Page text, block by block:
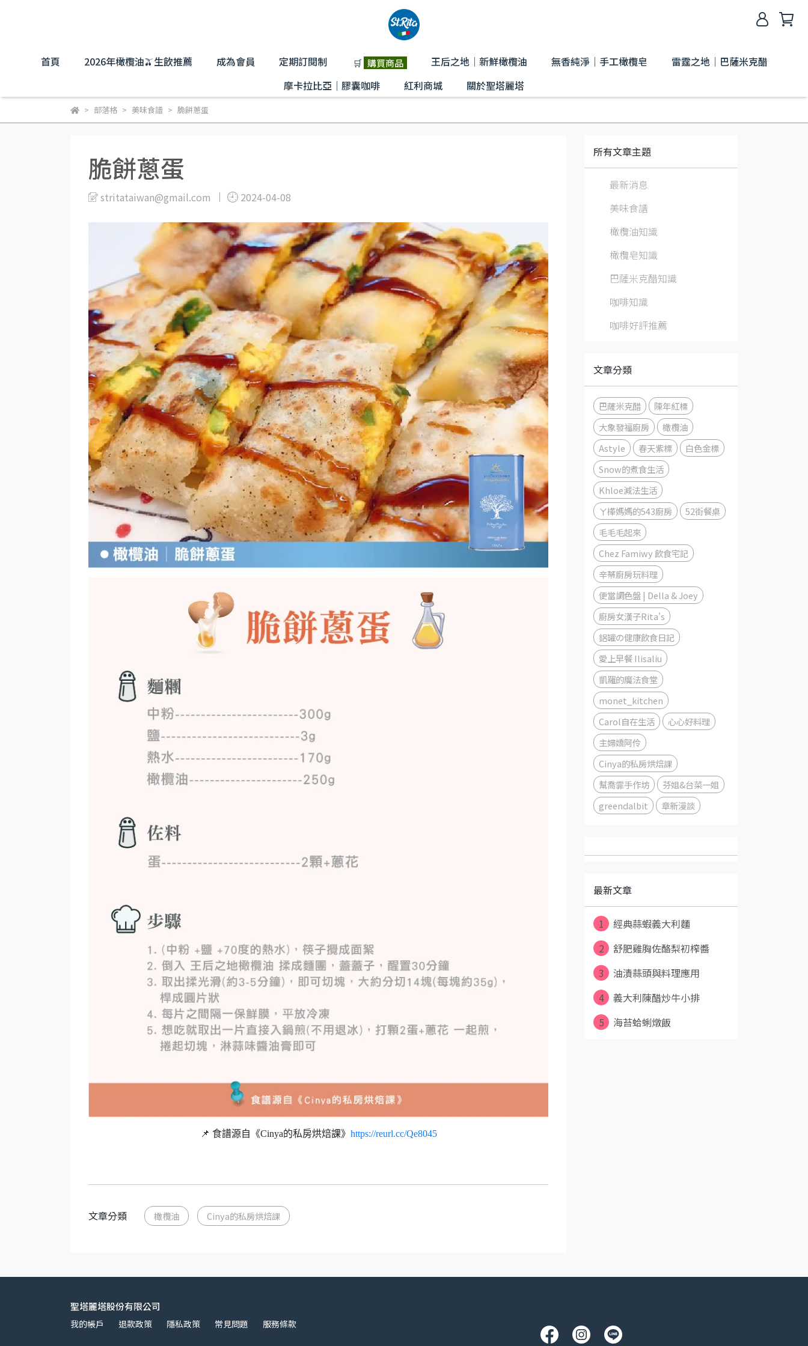
首頁 2026年橄欖油🫒生飲推薦 成為會員 定期訂閱制 🛒 購買商品 王后之地│新鮮橄欖油 無香純淨｜手工橄欖皂
雷霆之地│巴薩米克醋
摩卡拉比亞｜膠囊咖啡
紅利商城 關於聖塔麗塔
部落格 美味食譜 脆餅蔥蛋
脆餅蔥蛋
stritataiwan@gmail.com 2024-04-08
📌 食譜源自《Cinya的私房烘焙課》 https://reurl.cc/Qe8045
文章分類 橄欖油 Cinya的私房烘焙課
所有文章主題
最新消息
美味食譜
橄欖油知識
橄欖皂知識
巴薩米克醋知識
咖啡知識
咖啡好評推薦
文章分類
巴薩米克醋
陳年紅標
大象發福廚房
橄欖油
Astyle
春天紫標
白色金標
Snow的煮食生活
Khloe減法生活
ㄚ樺媽媽的543廚房
52街餐桌
毛毛毛起來
Chez Famiwy 飲食宅記
辛蒂廚房玩料理
便當調色盤 | Della & Joey
廚房女漢子Rita's
鋁罐の健康飲食日記
愛上早餐 Ilisaliu
凱羅的魔法食堂
monet_kitchen
Carol自在生活
心心好料理
主婦嬌阿伶
Cinya的私房烘焙課
幫喬霏手作坊
芬姐&台菜一姐
greendalbit
章新漫談
最新文章
1
經典蒜蝦義大利麵
2
舒肥雞胸佐酪梨初榨醬
3
油漬蒜頭與料理應用
4
義大利陳醋炒牛小排
5
海苔蛤蜊燉飯
聖塔麗塔股份有限公司
我的帳戶 退款政策 隱私政策 常見問題 服務條款